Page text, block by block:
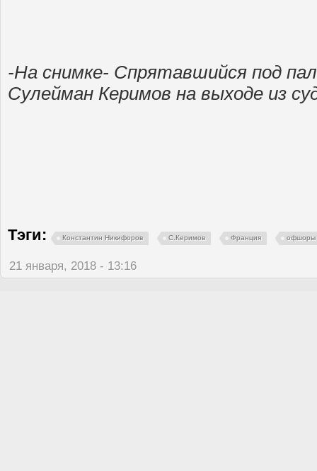
-На снимке- Спрятавшийся под
Сулейман Керимов на выходе из
Тэги: Константин Никифоров С.Керимов Франция офшоры
21 января, 2018 - 13:16